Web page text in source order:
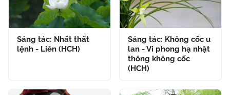
Sáng tác: Nhất thất
lệnh - Liên (HCH)
Sáng tác: Không cốc u
lan - Vi phong hạ nhật
thông không cốc
(HCH)